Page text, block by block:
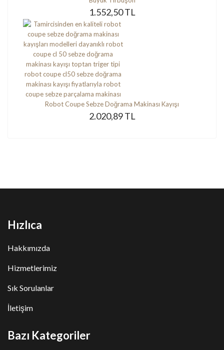
1.552,50 TL
Robot Coupe Sebze Doğrama Makinası Kayışı
2.020,89 TL
Hızlıca
Hakkımızda
Hizmetlerimiz
Sık Sorulanlar
İletişim
Bazı Kategoriler